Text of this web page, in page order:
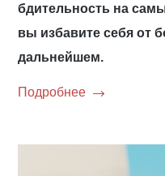
бдительность на
вы избавите себя от
дальнейшем.
Подробнее